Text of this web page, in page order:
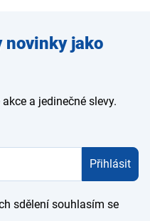
novinky jako
a jedinečné slevy.
Přihlásit
sdělení souhlasím se